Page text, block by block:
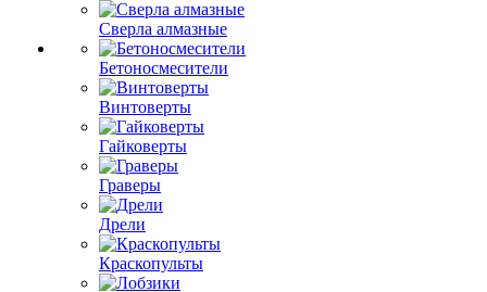
Сверла алмазные
Бетоносмесители
Винтоверты
Гайковерты
Граверы
Дрели
Краскопульты